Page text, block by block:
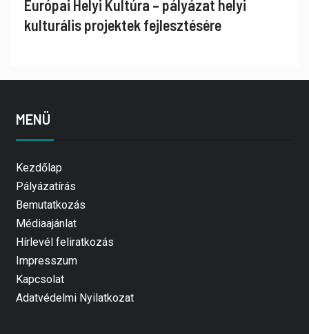
Európai Helyi Kultúra – pályázat helyi
kulturális projektek fejlesztésére
MENÜ
Kezdőlap
Pályázatírás
Bemutatkozás
Médiaajánlat
Hírlevél feliratkozás
Impresszum
Kapcsolat
Adatvédelmi Nyilatkozat